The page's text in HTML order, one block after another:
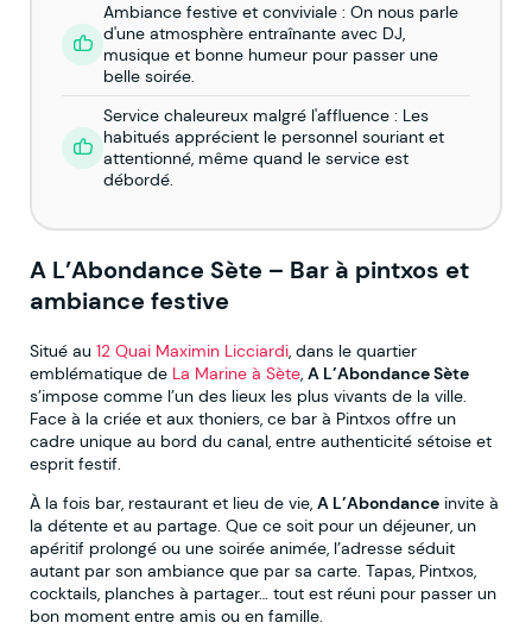
Ambiance festive et conviviale : On nous parle
d'une atmosphère entraînante avec DJ,
musique et bonne humeur pour passer une
belle soirée.
Service chaleureux malgré l'affluence : Les
habitués apprécient le personnel souriant et
attentionné, même quand le service est
débordé.
A L’Abondance Sète – Bar à pintxos et
ambiance festive
Situé au 12 Quai Maximin Licciardi, dans le quartier
emblématique de La Marine à Sète, A L’Abondance Sète
s’impose comme l’un des lieux les plus vivants de la ville.
Face à la criée et aux thoniers, ce bar à Pintxos offre un
cadre unique au bord du canal, entre authenticité sétoise et
esprit festif.
À la fois bar, restaurant et lieu de vie, A L’Abondance invite à
la détente et au partage. Que ce soit pour un déjeuner, un
apéritif prolongé ou une soirée animée, l’adresse séduit
autant par son ambiance que par sa carte. Tapas, Pintxos,
cocktails, planches à partager… tout est réuni pour passer un
bon moment entre amis ou en famille.